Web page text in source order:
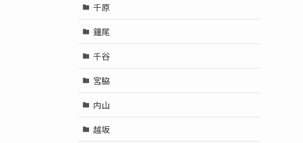
千原
鐘尾
千谷
宮脇
内山
越坂